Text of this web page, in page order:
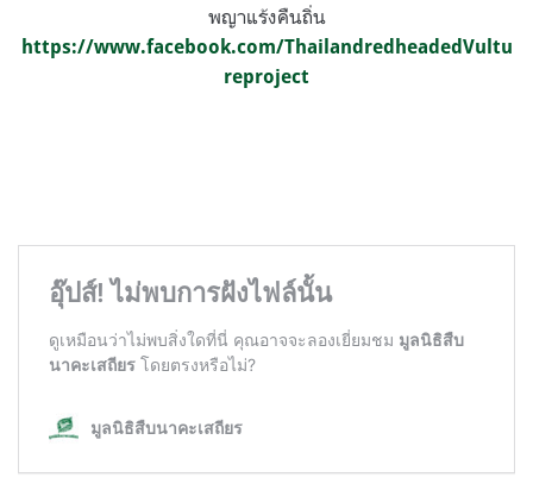
พญาแร้งคืนถิ่น
https://www.facebook.com/ThailandredheadedVultu
reproject